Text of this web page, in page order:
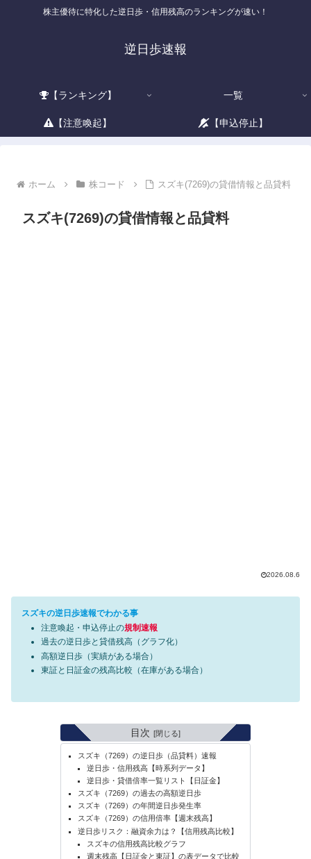
株主優待に特化した逆日歩・信用残高のランキングが速い！
逆日歩速報
【ランキング】 一覧
【注意喚起】 【申込停止】
ホーム 株コード スズキ(7269)の貸借情報と品貸料
スズキ(7269)の貸借情報と品貸料
2026.08.6
スズキの逆日歩速報でわかる事
注意喚起・申込停止の規制速報
過去の逆日歩と貸借残高（グラフ化）
高額逆日歩（実績がある場合）
東証と日証金の残高比較（在庫がある場合）
目次
スズキ（7269）の逆日歩（品貸料）速報
逆日歩・信用残高【時系列データ】
逆日歩・貸借倍率一覧リスト【日証金】
スズキ（7269）の過去の高額逆日歩
スズキ（7269）の年間逆日歩発生率
スズキ（7269）の信用倍率【週末残高】
逆日歩リスク：融資余力は？【信用残高比較】
スズキの信用残高比較グラフ
週末残高【日証金と東証】の表データで比較